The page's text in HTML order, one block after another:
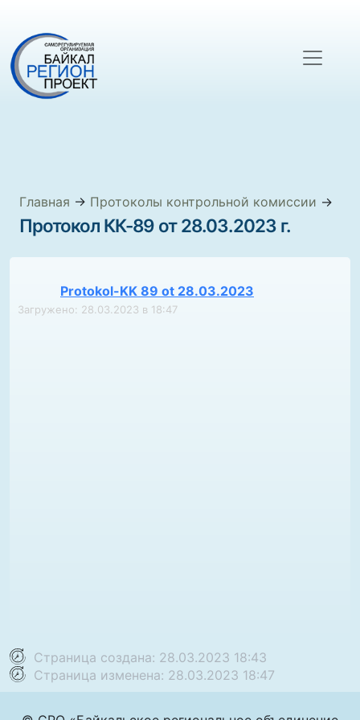
Главная → Протоколы контрольной комиссии →
Протокол КК-89 от 28.03.2023 г.
Protokol-KK 89 ot 28.03.2023
Загружено: 28.03.2023 в 18:47
Страница создана: 28.03.2023 18:43
Страница изменена: 28.03.2023 18:47